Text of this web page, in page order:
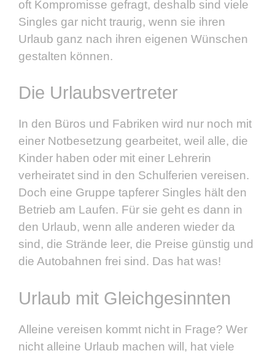
oft Kompromisse gefragt, deshalb sind viele
Singles gar nicht traurig, wenn sie ihren
Urlaub ganz nach ihren eigenen Wünschen
gestalten können.
Die Urlaubsvertreter
In den Büros und Fabriken wird nur noch mit
einer Notbesetzung gearbeitet, weil alle, die
Kinder haben oder mit einer Lehrerin
verheiratet sind in den Schulferien vereisen.
Doch eine Gruppe tapferer Singles hält den
Betrieb am Laufen. Für sie geht es dann in
den Urlaub, wenn alle anderen wieder da
sind, die Strände leer, die Preise günstig und
die Autobahnen frei sind. Das hat was!
Urlaub mit Gleichgesinnten
Alleine vereisen kommt nicht in Frage? Wer
nicht alleine Urlaub machen will, hat viele